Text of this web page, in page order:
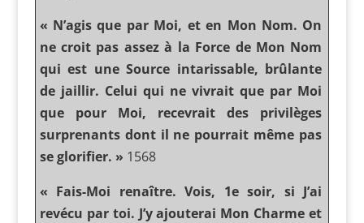
« N’agis que par Moi, et en Mon Nom. On
ne croit pas assez à la Force de Mon Nom
qui est une Source intarissable, brûlante
de jaillir. Celui qui ne vivrait que par Moi
que pour Moi, recevrait des privilèges
surprenants dont il ne pourrait même pas
se glorifier. » 1568
« Fais-Moi renaître. Vois, 1e soir, si J’ai
revécu par toi. J’y ajouterai Mon Charme et